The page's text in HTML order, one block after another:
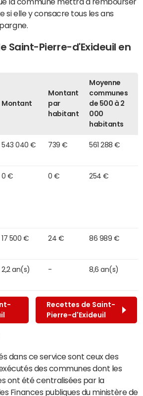
si elle y consacre tous les ans
Saint-Pierre-d'Exideuil en
Montant
Montant
par
habitant
Moyenne
communes
de 500 à 2
000
habitants
543 040 € 739 € 561 288 €
0 € 0 € 254 €
17 500 € 24 € 86 989 €
2,2 an(s) - 8,6 an(s)
Recettes de Saint-
Pierre-d'Exideuil
dans ce service sont ceux des
des communes dont les
ont été centralisées par la
Finances publiques du ministère de